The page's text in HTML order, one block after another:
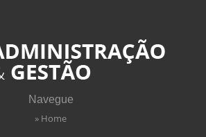
Navegue
» Home